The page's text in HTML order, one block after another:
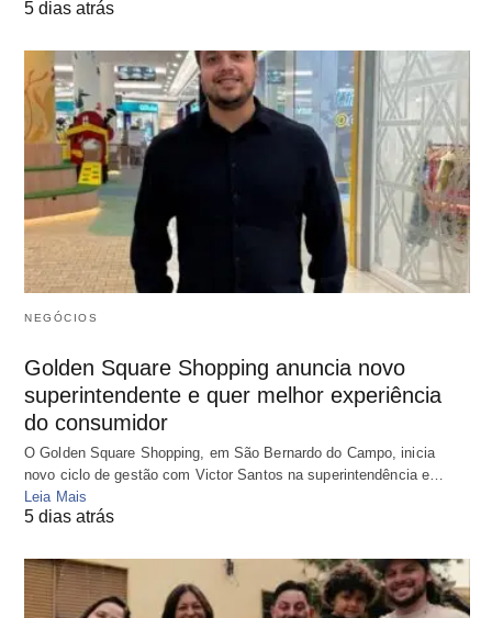
5 dias atrás
NEGÓCIOS
Golden Square Shopping anuncia novo
superintendente e quer melhor experiência
do consumidor
O Golden Square Shopping, em São Bernardo do Campo, inicia
novo ciclo de gestão com Victor Santos na superintendência e…
Leia Mais
5 dias atrás